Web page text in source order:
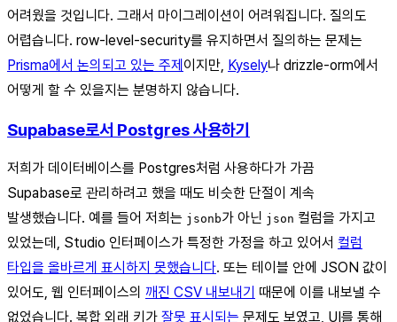
어려웠을 것입니다. 그래서 마이그레이션이 어려워집니다. 질의도
어렵습니다. row-level-security를 유지하면서 질의하는 문제는
Prisma에서 논의되고 있는 주제이지만, Kysely나 drizzle-orm에서
어떻게 할 수 있을지는 분명하지 않습니다.
Supabase로서 Postgres 사용하기
저희가 데이터베이스를 Postgres처럼 사용하다가 가끔
Supabase로 관리하려고 했을 때도 비슷한 단절이 계속
발생했습니다. 예를 들어 저희는 jsonb가 아닌 json 컬럼을 가지고
있었는데, Studio 인터페이스가 특정한 가정을 하고 있어서 컬럼
타입을 올바르게 표시하지 못했습니다. 또는 테이블 안에 JSON 값이
있어도, 웹 인터페이스의 깨진 CSV 내보내기 때문에 이를 내보낼 수
없었습니다. 복합 외래 키가 잘못 표시되는 문제도 보였고, UI를 통해